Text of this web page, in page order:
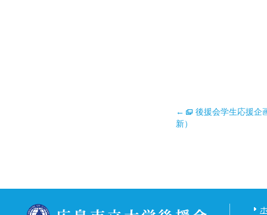
←
後援会学生応援企
新）